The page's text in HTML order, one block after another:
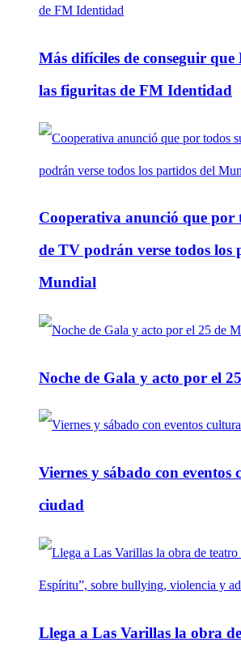
Más difíciles de conseguir que
las figuritas de FM Identidad
Cooperativa anunció que por
de TV podrán verse todos los
Mundial
Noche de Gala y acto por el
Viernes y sábado con eventos
ciudad
Llega a Las Varillas la obra